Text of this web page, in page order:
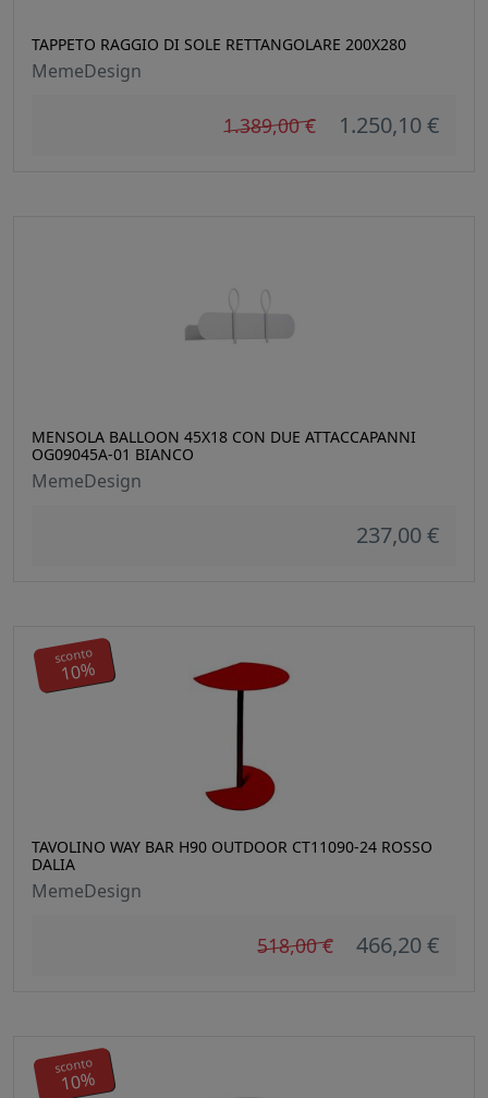
TAPPETO RAGGIO DI SOLE RETTANGOLARE 200X280
MemeDesign
1.389,00 € 1.250,10 €
MENSOLA BALLOON 45X18 CON DUE ATTACCAPANNI
OG09045A-01 BIANCO
MemeDesign
237,00 €
TAVOLINO WAY BAR H90 OUTDOOR CT11090-24 ROSSO
DALIA
MemeDesign
518,00 € 466,20 €
sconto
10%
sconto
10%